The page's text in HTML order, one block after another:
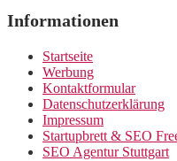
Informationen
Startseite
Werbung
Kontaktformular
Datenschutzerklärung
Impressum
Startupbrett & SEO
SEO Agentur Stuttgart